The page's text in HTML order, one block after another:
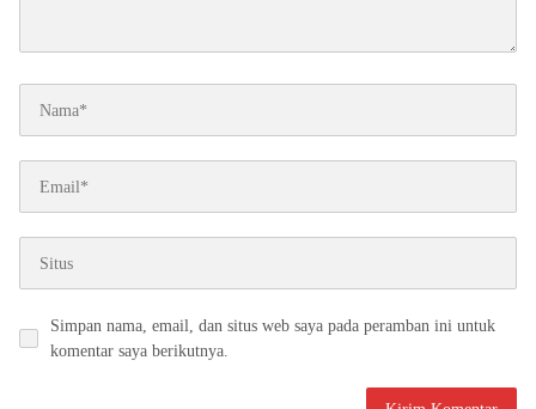
Simpan nama, email, dan situs web saya pada peramban ini untuk
komentar saya berikutnya.